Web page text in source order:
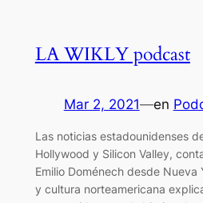
LA WIKLY podcast
Mar 2, 2021—en
Las noticias estadounidenses
Hollywood y Silicon Valley,
Emilio Doménech desde Nueva
y cultura norteamericana